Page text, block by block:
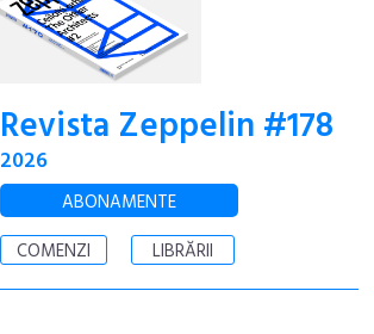
Revista Zeppelin #178
2026
ABONAMENTE
COMENZI
LIBRĂRII